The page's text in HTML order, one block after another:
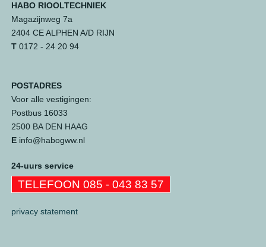
HABO RIOOLTECHNIEK
Magazijnweg 7a
2404 CE ALPHEN A/D RIJN
T0172 - 24 20 94
POSTADRES
Voor alle vestigingen:
Postbus 16033
2500 BA DEN HAAG
Einfo@habogww.nl
24-uurs service
TELEFOON 085 - 043 83 57
privacy statement